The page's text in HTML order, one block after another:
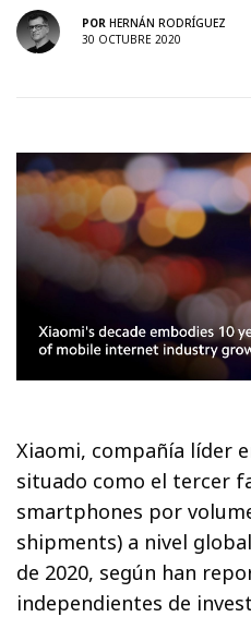
POR HERNÁN RODRÍGUEZ
30 OCTUBRE 2020
Xiaomi, compañía líder
situado como el tercer
smartphones por
shipments) a nivel
de 2020, según han
independientes de